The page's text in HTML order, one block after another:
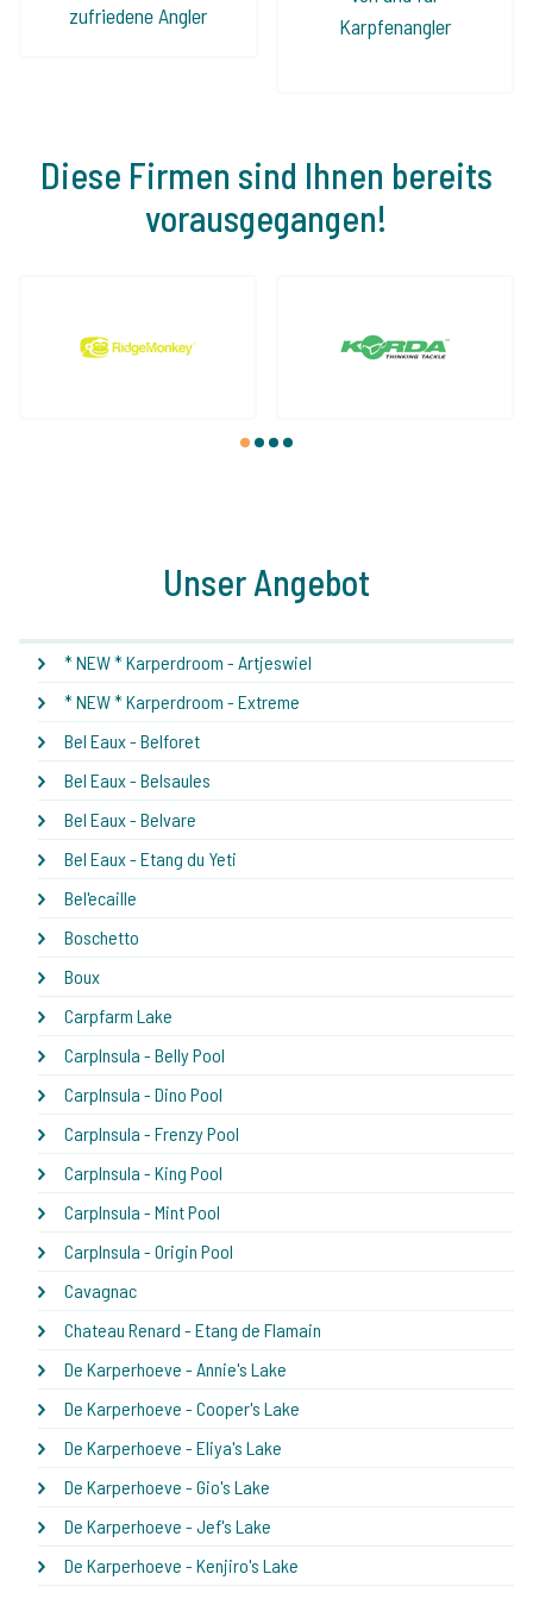
zufriedene Angler
Karpfenangler
Diese Firmen sind Ihnen bereits
vorausgegangen!
1 2 3 4
Unser Angebot
* NEW * Karperdroom - Artjeswiel
* NEW * Karperdroom - Extreme
Bel Eaux - Belforet
Bel Eaux - Belsaules
Bel Eaux - Belvare
Bel Eaux - Etang du Yeti
Bel'ecaille
Boschetto
Boux
Carpfarm Lake
CarpInsula - Belly Pool
CarpInsula - Dino Pool
CarpInsula - Frenzy Pool
CarpInsula - King Pool
CarpInsula - Mint Pool
CarpInsula - Origin Pool
Cavagnac
Chateau Renard - Etang de Flamain
De Karperhoeve - Annie's Lake
De Karperhoeve - Cooper's Lake
De Karperhoeve - Eliya's Lake
De Karperhoeve - Gio's Lake
De Karperhoeve - Jef's Lake
De Karperhoeve - Kenjiro's Lake